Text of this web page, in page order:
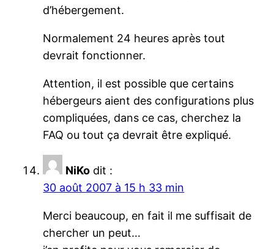
d’hébergement.
Normalement 24 heures après tout
devrait fonctionner.
Attention, il est possible que certains
hébergeurs aient des configurations plus
compliquées, dans ce cas, cherchez la
FAQ ou tout ça devrait être expliqué.
NiKo dit :
30 août 2007 à 15 h 33 min
Merci beaucoup, en fait il me suffisait de
chercher un peut…